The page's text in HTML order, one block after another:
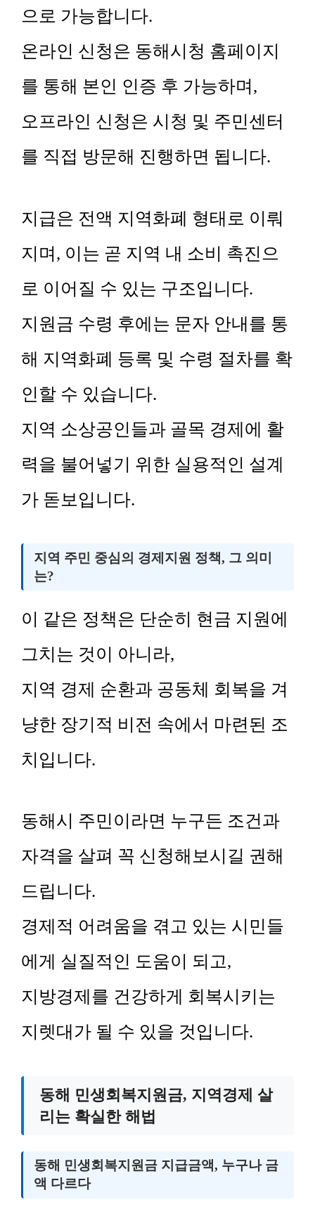
으로 가능합니다.
온라인 신청은 동해시청 홈페이지
를 통해 본인 인증 후 가능하며,
오프라인 신청은 시청 및 주민센터
를 직접 방문해 진행하면 됩니다.
지급은 전액 지역화폐 형태로 이뤄
지며, 이는 곧 지역 내 소비 촉진으
로 이어질 수 있는 구조입니다.
지원금 수령 후에는 문자 안내를 통
해 지역화폐 등록 및 수령 절차를 확
인할 수 있습니다.
지역 소상공인들과 골목 경제에 활
력을 불어넣기 위한 실용적인 설계
가 돋보입니다.
지역 주민 중심의 경제지원 정책, 그 의미
는?
이 같은 정책은 단순히 현금 지원에
그치는 것이 아니라,
지역 경제 순환과 공동체 회복을 겨
냥한 장기적 비전 속에서 마련된 조
치입니다.
동해시 주민이라면 누구든 조건과
자격을 살펴 꼭 신청해보시길 권해
드립니다.
경제적 어려움을 겪고 있는 시민들
에게 실질적인 도움이 되고,
지방경제를 건강하게 회복시키는
지렛대가 될 수 있을 것입니다.
동해 민생회복지원금, 지역경제 살
리는 확실한 해법
동해 민생회복지원금 지급금액, 누구나 금
액 다르다